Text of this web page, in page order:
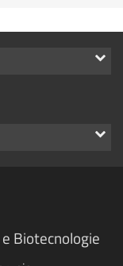
Biotecnologie